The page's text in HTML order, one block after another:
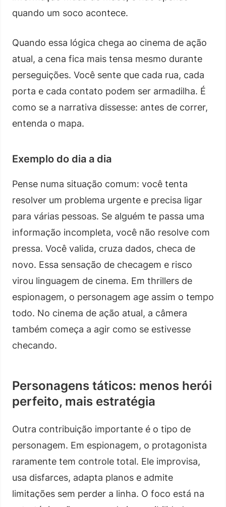
quando um soco acontece.
Quando essa lógica chega ao cinema de ação
atual, a cena fica mais tensa mesmo durante
perseguições. Você sente que cada rua, cada
porta e cada contato podem ser armadilha. É
como se a narrativa dissesse: antes de correr,
entenda o mapa.
Exemplo do dia a dia
Pense numa situação comum: você tenta
resolver um problema urgente e precisa ligar
para várias pessoas. Se alguém te passa uma
informação incompleta, você não resolve com
pressa. Você valida, cruza dados, checa de
novo. Essa sensação de checagem e risco
virou linguagem de cinema. Em thrillers de
espionagem, o personagem age assim o tempo
todo. No cinema de ação atual, a câmera
também começa a agir como se estivesse
checando.
Personagens táticos: menos herói
perfeito, mais estratégia
Outra contribuição importante é o tipo de
personagem. Em espionagem, o protagonista
raramente tem controle total. Ele improvisa,
usa disfarces, adapta planos e admite
limitações sem perder a linha. O foco está na